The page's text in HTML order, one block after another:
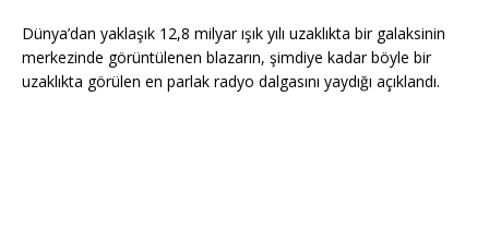
Dünya’dan yaklaşık 12,8 milyar ışık yılı uzaklıkta bir galaksinin
merkezinde görüntülenen blazarın, şimdiye kadar böyle bir
uzaklıkta görülen en parlak radyo dalgasını yaydığı açıklandı.